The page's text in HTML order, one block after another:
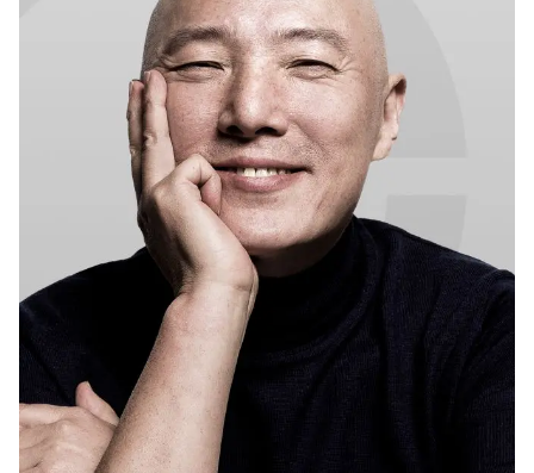
O Sopro dos Incontáveis
Países que Eles Tocaram
Prêmio Bronze do OPPO
Photography Awards